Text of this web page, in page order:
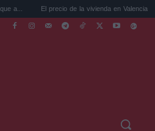
de la vivienda en Valencia sube a 3.485 ...